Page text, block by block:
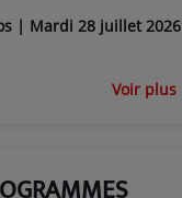
| Mardi 28 juillet 2026
Voir plus